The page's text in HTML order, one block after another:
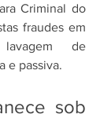
Criminal do
fraudes em
lavagem de
e passiva.
sob